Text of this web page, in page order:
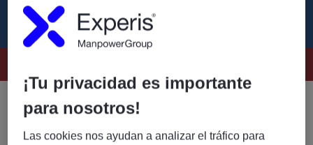
En Experis, buscamos un/a Arquitecto/a Cloud
especializado/a en entornos AWS para incorporarse a
un proyecto estratégico en un entorno tecnológico
¡Tu privacidad es importante
para nosotros!
Las cookies nos ayudan a analizar el tráfico para